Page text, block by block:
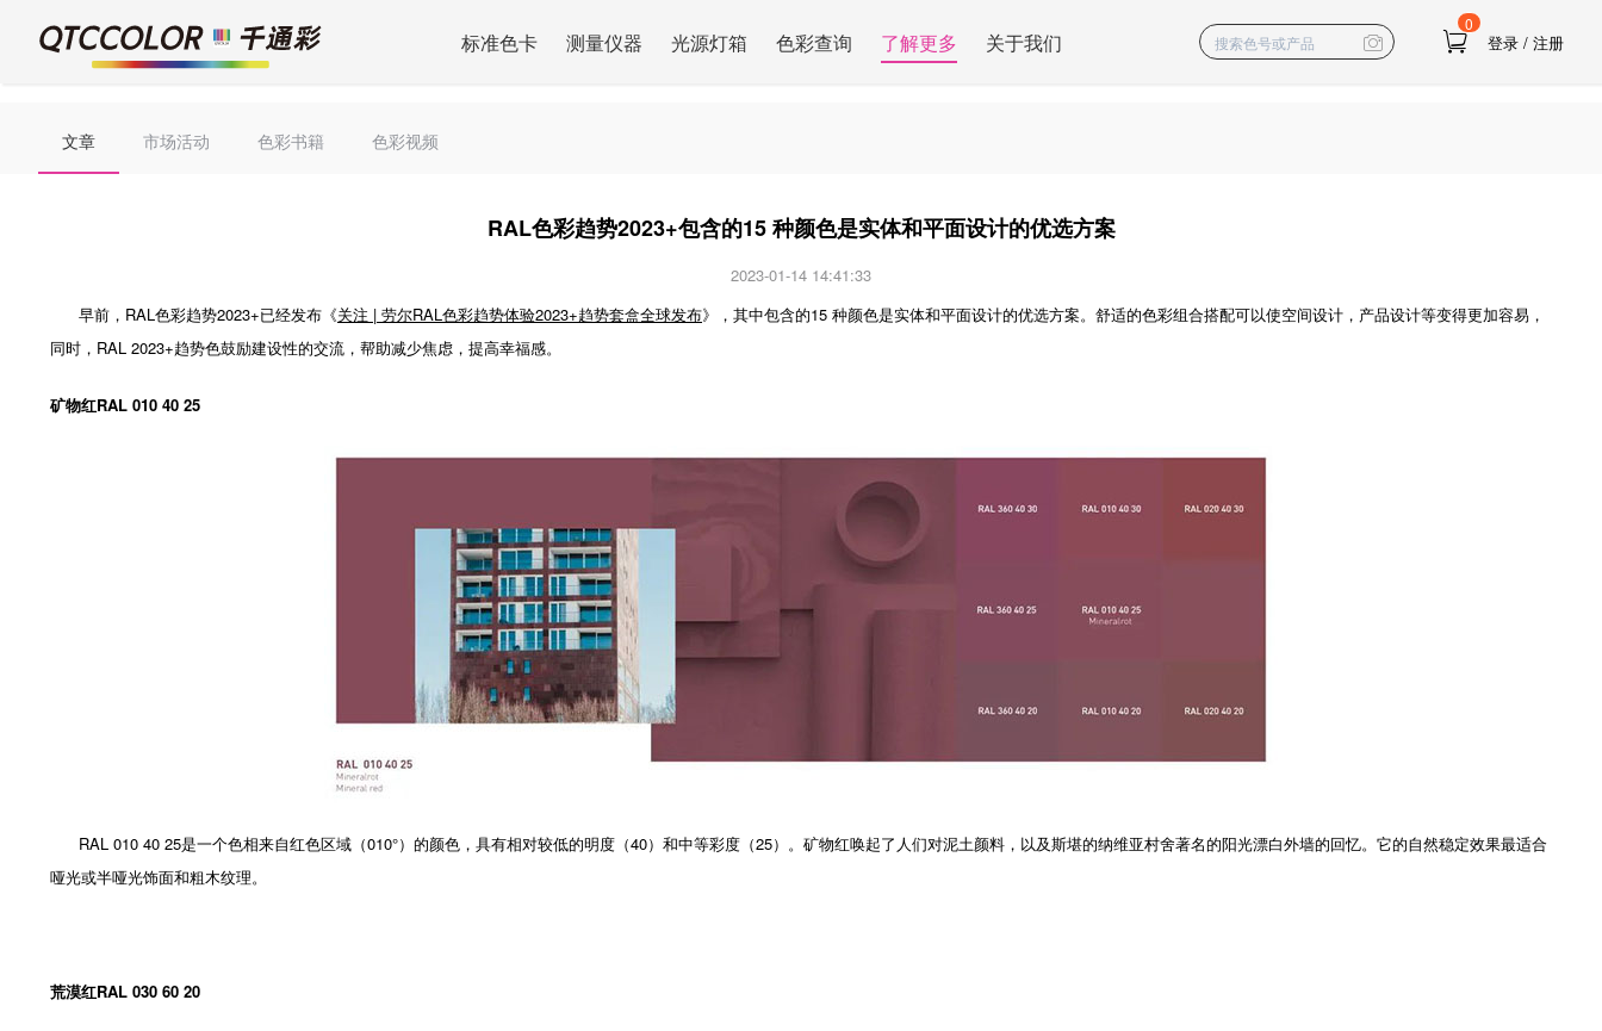
标准色卡 测量仪器 光源灯箱 色彩查询 了解更多 关于我们
0
登录 / 注册
文章 市场活动 色彩书籍 色彩视频
RAL色彩趋势2023+包含的15 种颜色是实体和平面设计的优选方案
2023-01-14 14:41:33
早前，RAL色彩趋势2023+已经发布《关注 | 劳尔RAL色彩趋势体验2023+趋势套盒全球发布》，其中包含的15 种颜色是实体和平面设计的优选方案。舒适的色彩组合搭配可以使空间设计，产品设计等变得更加容易，
同时，RAL 2023+趋势色鼓励建设性的交流，帮助减少焦虑，提高幸福感。
矿物红RAL 010 40 25
RAL 010 40 25是一个色相来自红色区域（010°）的颜色，具有相对较低的明度（40）和中等彩度（25）。矿物红唤起了人们对泥土颜料，以及斯堪的纳维亚村舍著名的阳光漂白外墙的回忆。它的自然稳定效果最适合
哑光或半哑光饰面和粗木纹理。
荒漠红RAL 030 60 20